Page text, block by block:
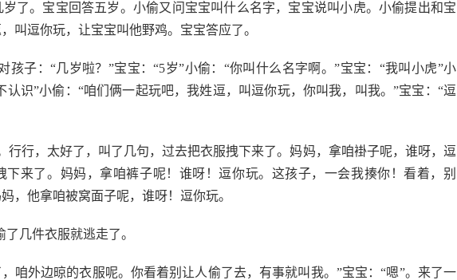
了。宝宝回答五岁。小偷又问宝宝叫什么名字，宝宝说叫小虎。小偷提出和宝
叫逗你玩，让宝宝叫他野鸡。宝宝答应了。
孩子：“几岁啦？”宝宝：“5岁”小偷：“你叫什么名字啊。”宝宝：“我叫小虎”小
认识”小偷：“咱们俩一起玩吧，我姓逗，叫逗你玩，你叫我，叫我。”宝宝：“逗
行行，太好了，叫了几句，过去把衣服拽下来了。妈妈，拿咱褂子呢，谁呀，逗
下来了。妈妈，拿咱裤子呢！谁呀！逗你玩。这孩子，一会我揍你！看着，别
，他拿咱被窝面子呢，谁呀！逗你玩。
几件衣服就逃走了。
咱外边晾的衣服呢。你看着别让人偷了去，有事就叫我。”宝宝：“嗯”。来了一